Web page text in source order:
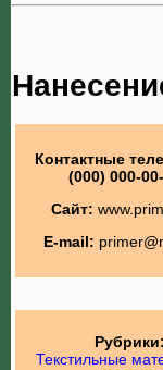
Контактные
(000) 000-
Сайт:
E-mail:
Рубрики:
Текстильные